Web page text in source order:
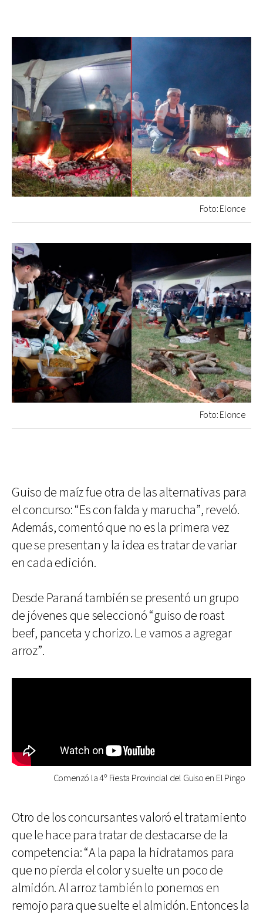
Foto: Elonce
Foto: Elonce
Guiso de maíz fue otra de las alternativas para
el concurso: “Es con falda y marucha”, reveló.
Además, comentó que no es la primera vez
que se presentan y la idea es tratar de variar
en cada edición.
Desde Paraná también se presentó un grupo
de jóvenes que seleccionó “guiso de roast
beef, panceta y chorizo. Le vamos a agregar
arroz”.
Comenzó la 4º Fiesta Provincial del Guiso en El Pingo
Otro de los concursantes valoró el tratamiento
que le hace para tratar de destacarse de la
competencia: “A la papa la hidratamos para
que no pierda el color y suelte un poco de
almidón. Al arroz también lo ponemos en
remojo para que suelte el almidón. Entonces la